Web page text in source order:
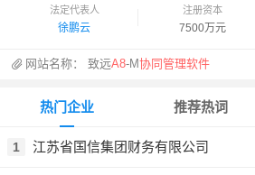
法定代表人
徐鹏云
注册资本
7500万元
网站名称：致远A8-M协同管理软件
热门企业
1 江苏省国信集团财务有限公司
推荐热词